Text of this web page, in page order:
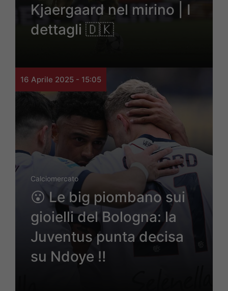
Kjaergaard nel mirino | I
dettagli 🇩🇰
16 Aprile 2025 - 15:05
Calciomercato
😮 Le big piombano sui
gioielli del Bologna: la
Juventus punta decisa
su Ndoye ‼️